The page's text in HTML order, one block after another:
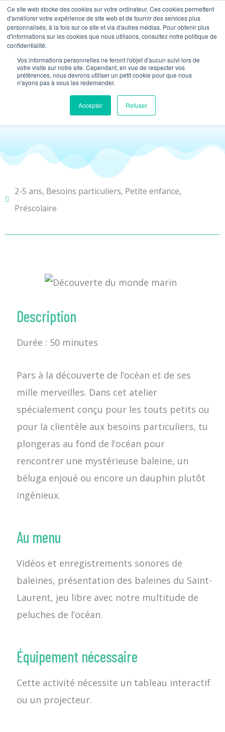
Ce site web stocke des cookies sur votre ordinateur. Ces cookies permettent
d'améliorer votre expérience de site web et de fournir des services plus
personnalisés, à la fois sur ce site et via d'autres médias. Pour obtenir plus
d'informations sur les cookies que nous utilisons, consultez notre politique de
confidentialité.
Vos informations personnelles ne feront l'objet d'aucun suivi lors de
votre visite sur notre site. Cependant, en vue de respecter vos
préférences, nous devrons utiliser un petit cookie pour que nous
n'ayons pas à vous les redemander.
Accepter Refuser
Découverte du
monde marin
2-5 ans, Besoins particuliers, Petite enfance,
Préscolaire
Description
Durée : 50 minutes
Pars à la découverte de l’océan et de ses
mille merveilles. Dans cet atelier
spécialement conçu pour les touts petits ou
pour la clientèle aux besoins particuliers, tu
plongeras au fond de l’océan pour
rencontrer une mystérieuse baleine, un
béluga enjoué ou encore un dauphin plutôt
ingénieux.
Au menu
Vidéos et enregistrements sonores de
baleines, présentation des baleines du Saint-
Laurent, jeu libre avec notre multitude de
peluches de l’océan.
Équipement nécessaire
Cette activité nécessite un tableau interactif
ou un projecteur.